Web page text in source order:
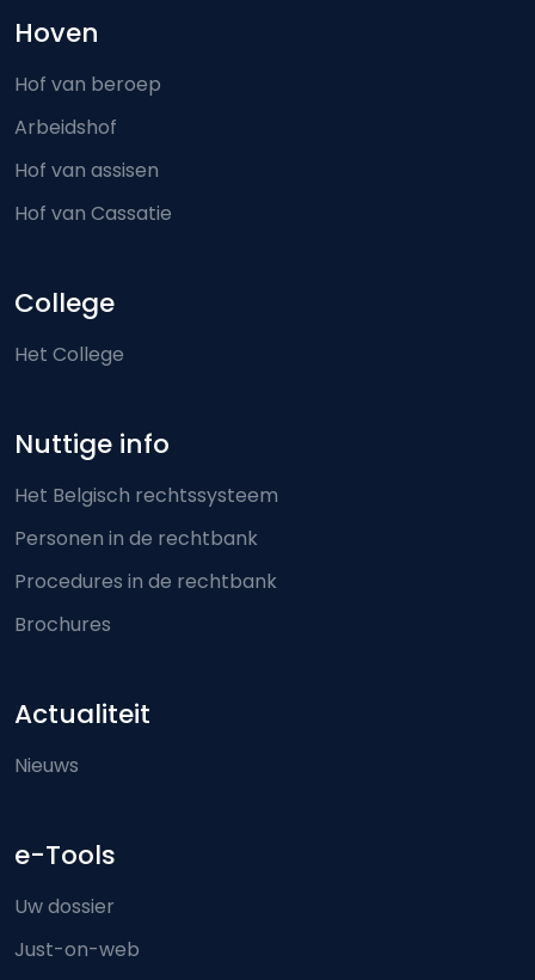
Hoven
Hof van beroep
Arbeidshof
Hof van assisen
Hof van Cassatie
College
Het College
Nuttige info
Het Belgisch rechtssysteem
Personen in de rechtbank
Procedures in de rechtbank
Brochures
Actualiteit
Nieuws
e-Tools
Uw dossier
Just-on-web